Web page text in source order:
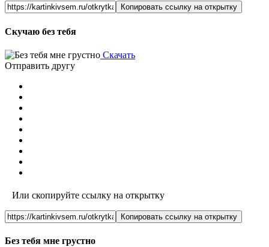
Копировать ссылку на открытку
Скучаю без тебя
Скачать
Отправить другу
Или скопируйте ссылку на открытку
Копировать ссылку на открытку
Без тебя мне грустно